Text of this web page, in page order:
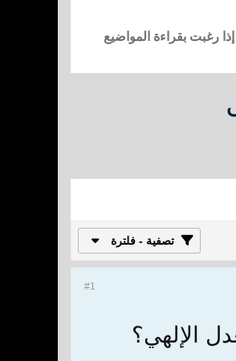
رغبت بقراءة المواضيع
تصفية - فلترة
#1
الإلهي؟